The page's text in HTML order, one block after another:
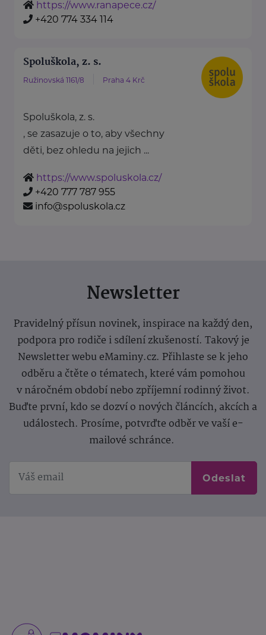
https://www.ranapece.cz/
+420 774 334 114
Spoluškola, z. s.
Ružinovská 1161/8 Praha 4 Krč
Spoluškola, z. s.
, se zasazuje o to, aby všechny
děti, bez ohledu na jejich ...
https://www.spoluskola.cz/
+420 777 787 955
info@spoluskola.cz
Newsletter
Pravidelný přísun novinek, inspirace na každý den,
podpora pro rodiče i sdílení zkušeností. Takový je
Newsletter webu eMaminy.cz. Přihlaste se k jeho
odběru a čtěte o tématech, které vám pomohou
v náročném období nebo zpříjemní rodinný život.
Buďte první, kdo se dozví o nových článcích, akcích a
událostech. Prosíme, potvrďte odběr ve vaší e-
mailové schránce.
Odeslat